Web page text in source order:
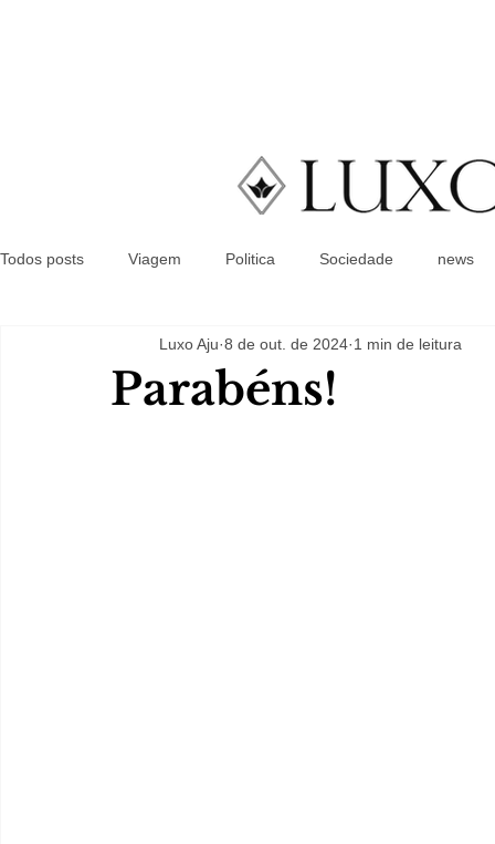
Todos posts Viagem Politica Sociedade news
Parabéns!
Luxo Aju 8 de out. de 2024 1 min de leitura